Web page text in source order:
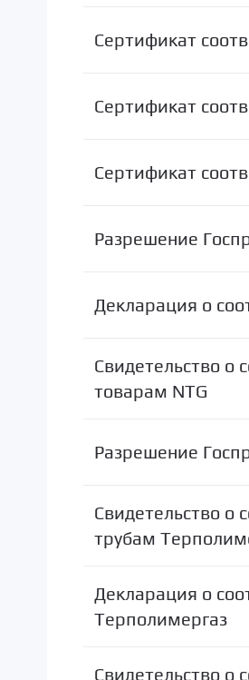
Сертификат
Сертификат
Сертификат
Разрешение
Декларация о
Свидетельство о
товарам NTG
Разрешение
Свидетельство о
трубам
Декларация о
Терполимергаз
Свидетельство о